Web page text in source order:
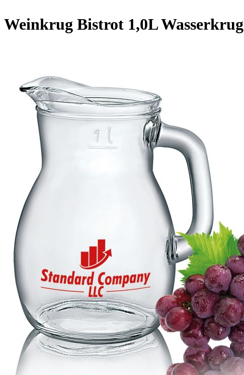
Weinkrug Bistrot 1,0L